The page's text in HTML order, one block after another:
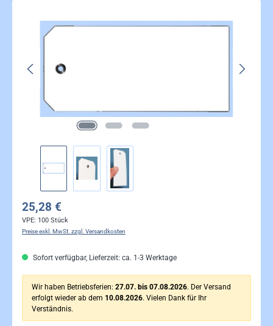
25,28 €
VPE: 100 Stück
Preise exkl. MwSt. zzgl. Versandkosten
Sofort verfügbar, Lieferzeit: ca. 1-3 Werktage
Wir haben Betriebsferien: 27.07. bis 07.08.2026. Der Versand
erfolgt wieder ab dem 10.08.2026. Vielen Dank für Ihr
Verständnis.